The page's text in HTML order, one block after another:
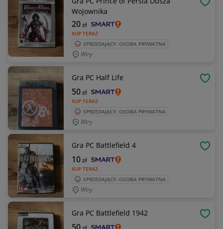
Wojownika
KUP TERAZ
20zł
SPRZEDAJĄCY: OSOBA PRYWATNA
Wiry
Gra PC Half Life
KUP TERAZ
50zł
SPRZEDAJĄCY: OSOBA PRYWATNA
Wiry
Gra PC Battlefield 4
KUP TERAZ
10zł
SPRZEDAJĄCY: OSOBA PRYWATNA
Wiry
Gra PC Battlefield 1942